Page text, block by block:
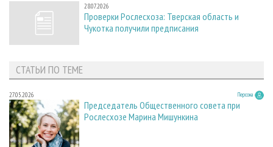
28.07.2026
Проверки Рослесхоза: Тверская область и
Чукотка получили предписания
СТАТЬИ ПО ТЕМЕ
27.05.2026 Персона
Председатель Общественного совета при
Рослесхозе Марина Мишункина